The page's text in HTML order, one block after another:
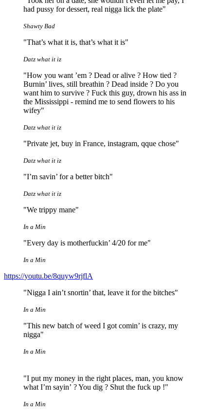
had pussy for dessert, real nigga lick the plate"
Shawty Bad
"That’s what it is, that’s what it is"
Datz what it iz
"How you want ’em ? Dead or alive ? How tiеd ?
Burnin’ lives, still breathin ? Dead inside ? Do you
want him to survive ? Fuck this guy, drown his ass in
the Mississippi - remind me to send flowers to his
wifey"
Datz what it iz
"Private jet, buy in France, instagram, qque chose"
Datz what it iz
"I’m savin’ for a better bitch"
Datz what it iz
"We trippy mane"
In a Min
"Every day is motherfuckin’ 4/20 for me"
In a Min
https://youtu.be/8quyw9rjflA
"Nigga I ain’t snortin’ that, leave it for the bitches"
In a Min
"This new batch of weed I got comin’ is crazy, my
nigga"
In a Min
"I put my money in the right places, man, you know
what I’m sayin’ ? You dig ? Shut the fuck up !"
In a Min